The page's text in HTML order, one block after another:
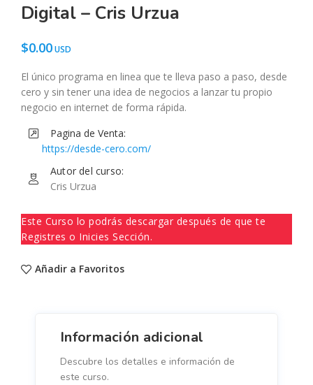
Digital – Cris Urzua
$0.00
El único programa en linea que te lleva paso a paso, desde
cero y sin tener una idea de negocios a lanzar tu propio
negocio en internet de forma rápida.
Pagina de Venta:
https://desde-cero.com/
Autor del curso:
Cris Urzua
Este Curso lo podrás descargar después de que te
Registres o Inicies Sección.
Añadir a Favoritos
Información adicional
Descubre los detalles e información de
este curso.